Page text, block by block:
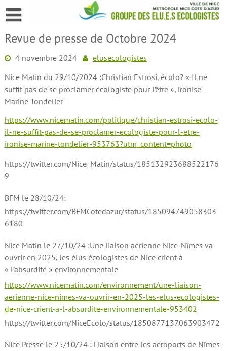
to
content
Revue de presse de Octobre 2024
4 novembre 2024
elusecologistes
Nice Matin du 29/10/2024 :Christian Estrosi, écolo? « Il ne
suffit pas de se proclamer écologiste pour l’être », ironise
Marine Tondelier
https://www.nicematin.com/politique/christian-estrosi-ecolo-
il-ne-suffit-pas-de-se-proclamer-ecologiste-pour-l-etre-
ironise-marine-tondelier-953763?utm_content=photo
https://twitter.com/Nice_Matin/status/185132923688522176
9
BFM le 28/10/24:
https://twitter.com/BFMCotedazur/status/185094749058303
6180
Nice Matin le 27/10/24 :Une liaison aérienne Nice-Nîmes va
ouvrir en 2025, les élus écologistes de Nice crient à
« l’absurdité » environnementale
https://www.nicematin.com/environnement/une-liaison-
aerienne-nice-nimes-va-ouvrir-en-2025-les-elus-ecologistes-
de-nice-crient-a-l-absurdite-environnementale-953402
https://twitter.com/NiceEcolo/status/1850877137063903472
Nice Presse le 25/10/24 : Liaison entre les aéroports de Nîmes